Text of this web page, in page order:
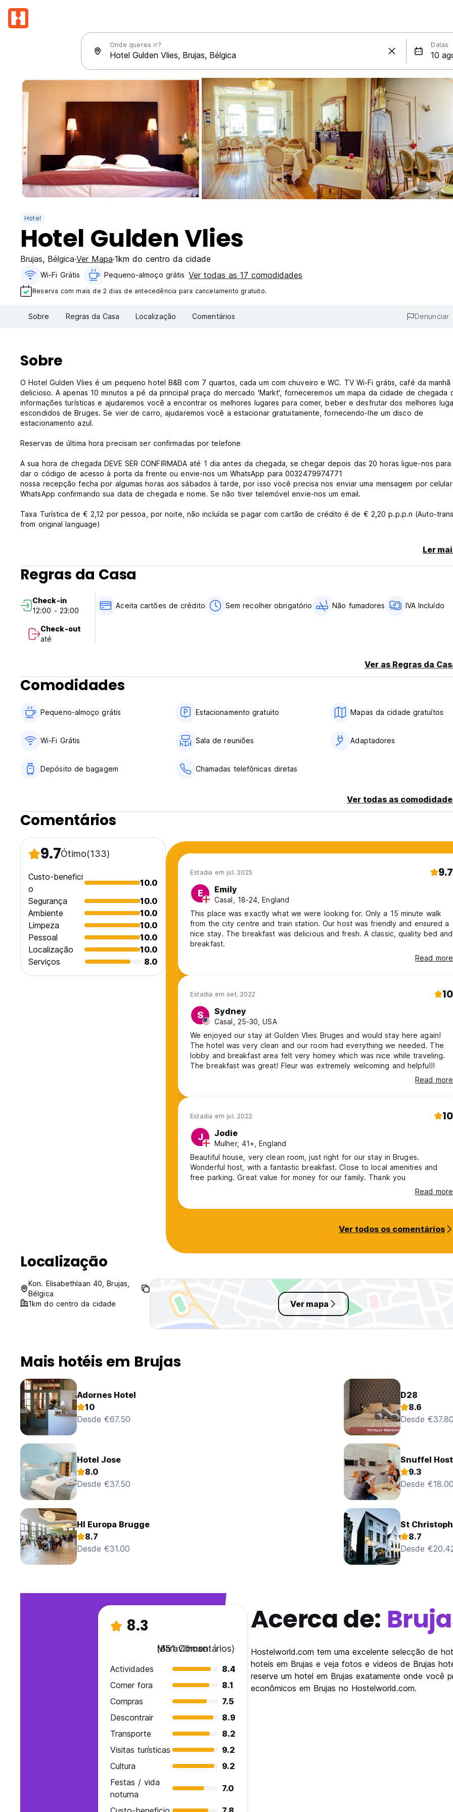
Onde queres ir? Datas
Hotel
Hotel Gulden Vlies
Brujas, Bélgica Ver Mapa 1km do centro da cidade
Wi-Fi Grátis Pequeno-almoço grátis Ver todas as 17 comodidades
Reserva com mais de 2 dias de antecedência para cancelamento gratuito.
Sobre Regras da Casa Localização Comentários Denunciar
Sobre
O Hotel Gulden Vlies é um pequeno hotel B&B com 7 quartos, cada um com chuveiro e WC. TV Wi-Fi grátis, café da manhã
delicioso. A apenas 10 minutos a pé da principal praça do mercado 'Markt', forneceremos um mapa da cidade de chegada
informações turísticas e ajudaremos você a encontrar os melhores lugares para comer, beber e desfrutar dos melhores
escondidos de Bruges. Se vier de carro, ajudaremos você a estacionar gratuitamente, fornecendo-lhe um disco de
estacionamento azul.
Reservas de última hora precisam ser confirmadas por telefone
A sua hora de chegada DEVE SER CONFIRMADA até 1 dia antes da chegada, se chegar depois das 20 horas ligue-nos
dar o código de acesso à porta da frente ou envie-nos um WhatsApp para 0032479974771
nossa recepção fecha por algumas horas aos sábados à tarde, por isso você precisa nos enviar uma mensagem por
WhatsApp confirmando sua data de chegada e nome. Se não tiver telemóvel envie-nos um email.
Taxa Turística de € 2,12 por pessoa, por noite, não incluída se pagar com cartão de crédito é de € 2,20 p.p.p.n (Auto-
from original language)
Ler
Regras da Casa
Check-in
12:00 - 23:00
Check-out
até
Aceita cartões de crédito Sem recolher obrigatório Não fumadores IVA Incluído
Ver as Regras da
Comodidades
Pequeno-almoço grátis Estacionamento gratuito Mapas da cidade gratuítos
Wi-Fi Grátis Sala de reuniões Adaptadores
Depósito de bagagem Chamadas telefônicas diretas
Ver todas as
Comentários
9.7Ótimo(133)
Custo-benefici
o
10.0
Segurança
10.0
Ambiente
10.0
Limpeza
10.0
Pessoal
10.0
Localização
10.0
Serviços
8.0
Estadia em jul. 2025 9.7
E Emily
Casal, 18-24, England
This place was exactly what we were looking for. Only a 15 minute walk
from the city centre and train station. Our host was friendly and ensured a
nice stay. The breakfast was delicious and fresh. A classic, quality bed and
breakfast.
Read more
Estadia em set. 2022 10
S Sydney
Casal, 25-30, USA
We enjoyed our stay at Gulden Vlies Bruges and would stay here again!
The hotel was very clean and our room had everything we needed. The
lobby and breakfast area felt very homey which was nice while traveling.
The breakfast was great! Fleur was extremely welcoming and helpful!!
Read more
Estadia em jul. 2022 10
J Jodie
Mulher, 41+, England
Beautiful house, very clean room, just right for our stay in Bruges.
Wonderful host, with a fantastic breakfast. Close to local amenities and
free parking. Great value for money for our family. Thank you
Read more
Ver todos os comentários
Localização
Kon. Elisabethlaan 40, Brujas,
Bélgica
1km do centro da cidade
Ver mapa
Mais hotéis em Brujas
Adornes Hotel
10
Desde €67.50
D28
8.6
Desde
Hotel Jose
8.0
Desde €37.50
Snuffel
9.3
Desde
HI Europa Brugge
8.7
Desde €31.00
St
8.7
Desde
8.3
Maravilhoso
(651 Comentários)
Actividades
8.4
Comer fora
8.1
Compras
7.5
Descontrair
8.9
Transporte
8.2
Visitas turísticas
9.2
Cultura
9.2
Festas / vida
noturna
7.0
Acerca de:
Hostelworld.com tem uma excelente selecção de
hoteis em Brujas e veja fotos e videos de Brujas
reserve um hotel em Brujas exatamente onde você
econômicos em Brujas no Hostelworld.com.